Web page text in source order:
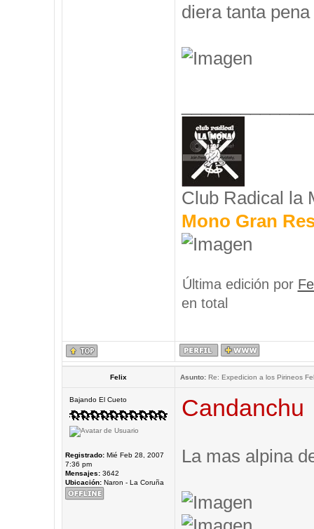
diera tanta
Club Radical la
Mono Gran
Última edición por
en total
Felix Asunto:Re: Expedicion a los Pirineos
Bajando El Cueto
Registrado:Mié Feb 28, 2007
7:36 pm
Mensajes:3642
Ubicación:Naron - La Coruña
Candanchu
La mas alpina